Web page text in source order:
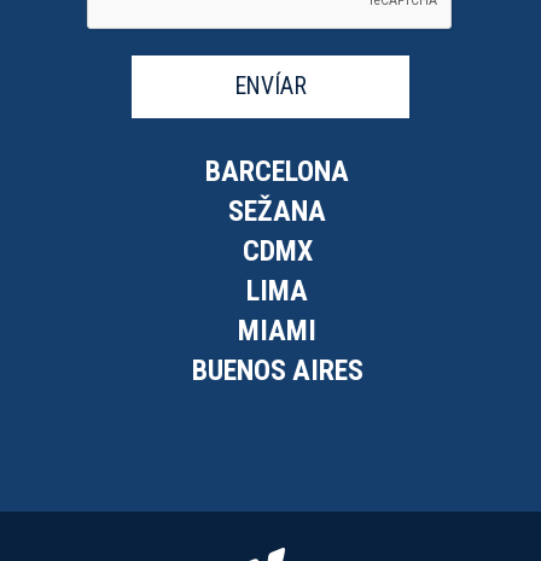
ENVÍAR
BARCELONA
SEŽANA
CDMX
LIMA
MIAMI
BUENOS AIRES